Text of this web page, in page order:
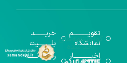
تقویــــــــــم
نمایشگاه
اخبــــــــــــار
خریـــــــد
بلـــــــــیت
رســـــانــــــه
گواهینامه‌های
اخذ شده